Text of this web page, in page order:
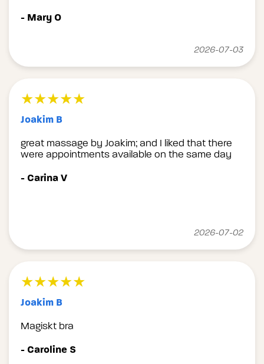
- Mary O
2026-07-03
★★★★★
Joakim B
great massage by Joakim; and I liked that there
were appointments available on the same day
- Carina V
2026-07-02
★★★★★
Joakim B
Magiskt bra
- Caroline S